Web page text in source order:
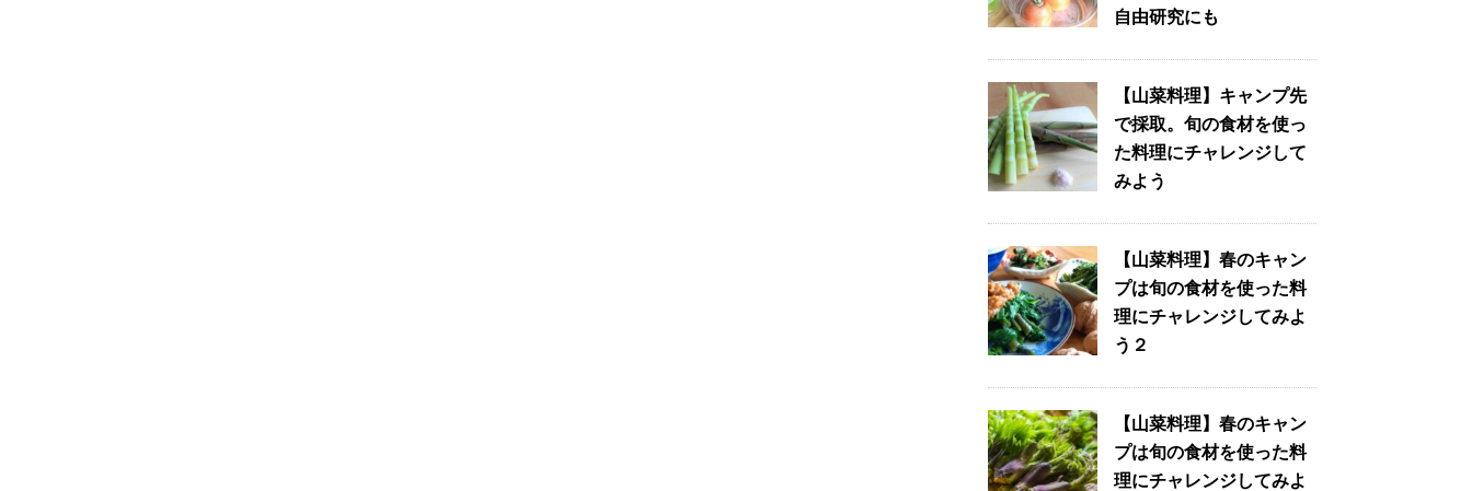
自由研究にも
【山菜料理】キャンプ先
で採取。旬の食材を使っ
た料理にチャレンジして
みよう
【山菜料理】春のキャン
プは旬の食材を使った料
理にチャレンジしてみよ
う２
【山菜料理】春のキャン
プは旬の食材を使った料
理にチャレンジしてみよ